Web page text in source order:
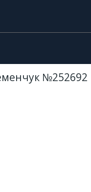
№252692